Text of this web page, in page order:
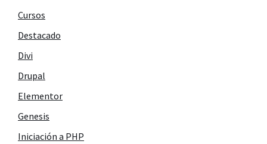
Cursos
Destacado
Divi
Drupal
Elementor
Genesis
Iniciación a PHP